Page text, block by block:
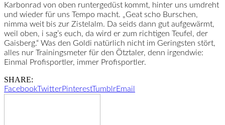
Karbonrad von oben runtergedüst kommt, hinter uns umdreht
und wieder für uns Tempo macht. „Geat scho Burschen,
nimma weit bis zur Zistelalm. Da seids dann gut aufgewärmt,
weil oben, i sag’s euch, da wird er zum richtigen Teufel, der
Gaisberg.“ Was den Goldi natürlich nicht im Geringsten stört,
alles nur Trainingsmeter für den Ötztaler, denn irgendwie:
Einmal Profisportler, immer Profisportler.
SHARE:
FacebookTwitterPinterestTumblrEmail